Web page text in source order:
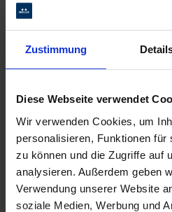
Zustimmung
Diese Webseite verwendet
Wir verwenden Cookies, um
personalisieren, Funktionen für
zu können und die Zugriffe auf
analysieren. Außerdem geben
Verwendung unserer Website
soziale Medien, Werbung und
Kontakt
Aktuell
BELLE bewegt
Aktuelles
BELLE bewegt …
Wegweiser ins Berufsleben